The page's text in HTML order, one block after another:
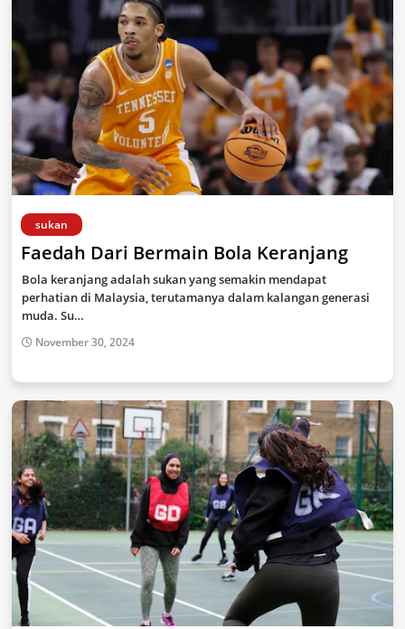
sukan
Faedah Dari Bermain Bola Keranjang
Bola keranjang adalah sukan yang semakin mendapat
perhatian di Malaysia, terutamanya dalam kalangan generasi
muda. Su…
November 30, 2024